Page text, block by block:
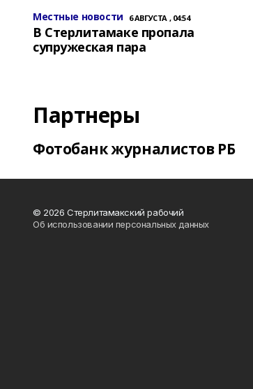
Местные новости 6 АВГУСТА , 04:54
В Стерлитамаке пропала
супружеская пара
Партнеры
Фотобанк журналистов РБ
© 2026 Стерлитамакский рабочий
Об использовании персональных данных